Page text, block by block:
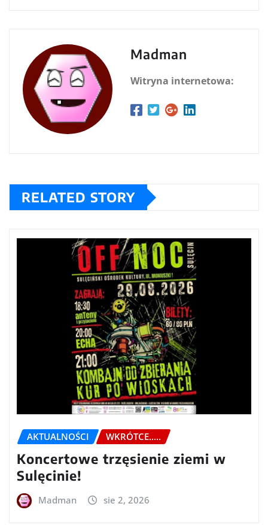
Madman
Witryna internetowa:
RELATED STORY
AKTUALNOŚCI WKRÓTCE.....
Koncertowe trzęsienie ziemi w
Sulęcinie!
Madman sie 2, 2026